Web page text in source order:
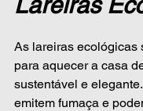
As lareiras ecológicas
para aquecer a casa
sustentável e
emitem fumaça e